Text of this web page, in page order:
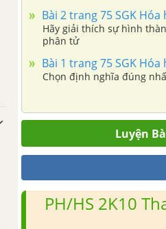
Bài 2 trang 75 SGK Hóa
Hãy giải thích sự hình
phân tử
Bài 1 trang 75 SGK Hóa
Chọn định nghĩa đúng
Luyện
PH/HS 2K10